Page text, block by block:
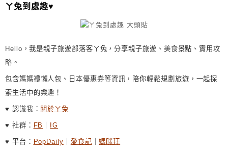
ㄚ兔到處趣♥
Hello，我是親子旅遊部落客ㄚ兔，分享親子旅遊、美食景點、實用攻
略。
包含媽媽禮懶人包、日本優惠券等資訊，陪你輕鬆規劃旅遊，一起探
索生活中的樂趣！
♥ 認識我： 關於ㄚ兔
♥ 社群： FB IG
♥ 平台： PopDaily 愛食記 ｜媽咪拜